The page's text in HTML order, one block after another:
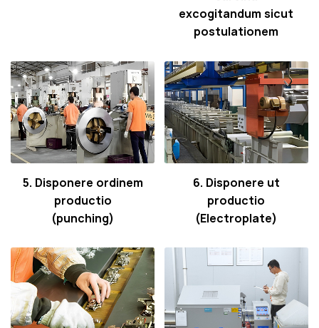
excogitandum sicut
postulationem
5. Disponere ordinem
productio
(punching)
6. Disponere ut
productio
(Electroplate)